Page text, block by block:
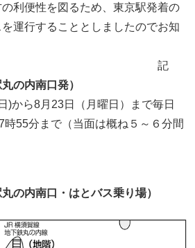
利便性を図るため、東京駅発着の
運行することとしましたのでお知
の内南口発）
)から8月23日（月曜日）まで毎日
55分まで（当面は概ね５～６分間
の内南口・はとバス乗り場）